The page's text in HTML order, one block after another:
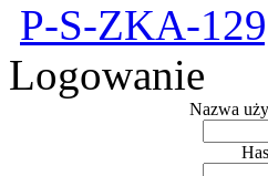
P-S-ZKA-
Logowanie
Nazwa